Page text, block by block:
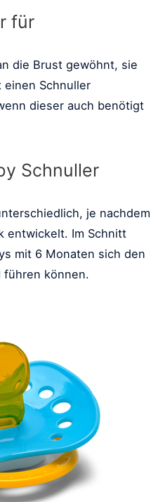
für
die Brust gewöhnt, sie
Schnuller
dieser auch benötigt
Schnuller
je nachdem
entwickelt. Im Schnitt
mit 6 Monaten sich den
führen können.